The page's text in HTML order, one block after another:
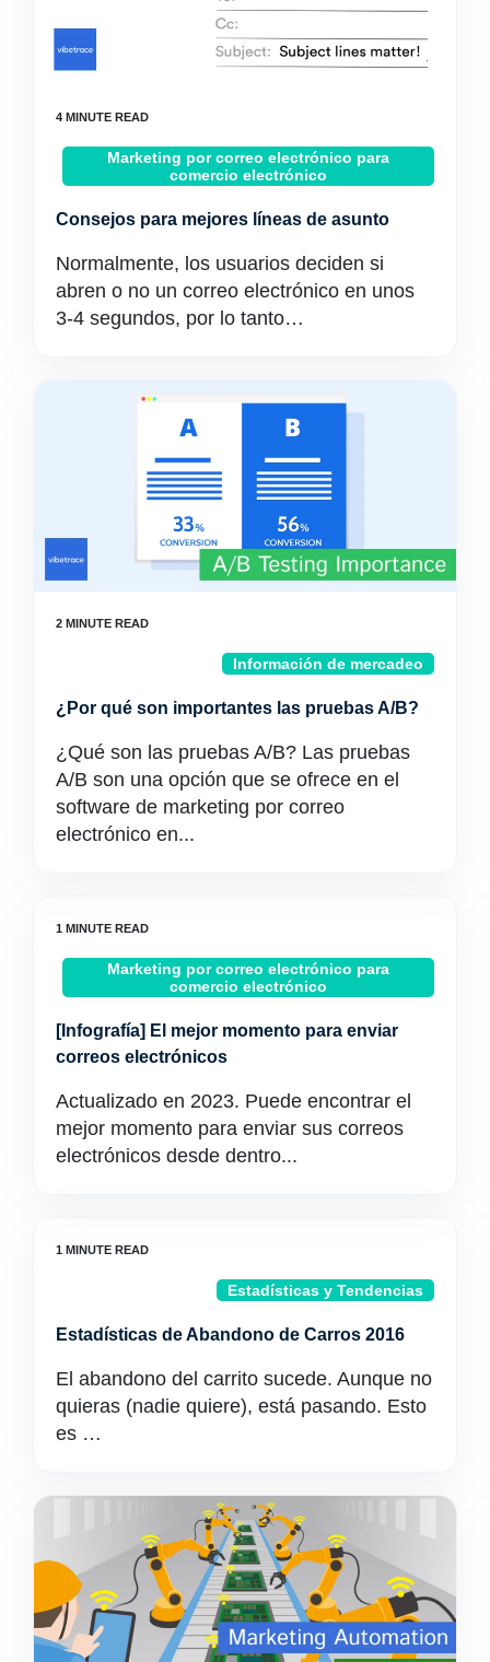
Marketing por correo electrónico para
comercio electrónico
Consejos para mejores líneas de asunto
Normalmente, los usuarios deciden si
abren o no un correo electrónico en unos
3-4 segundos, por lo tanto…
Información de mercadeo
¿Por qué son importantes las pruebas A/B?
¿Qué son las pruebas A/B? Las pruebas
A/B son una opción que se ofrece en el
software de marketing por correo
electrónico en...
Marketing por correo electrónico para
comercio electrónico
[Infografía] El mejor momento para enviar
correos electrónicos
Actualizado en 2023. Puede encontrar el
mejor momento para enviar sus correos
electrónicos desde dentro...
Estadísticas y Tendencias
Estadísticas de Abandono de Carros 2016
El abandono del carrito sucede. Aunque no
quieras (nadie quiere), está pasando. Esto
es …